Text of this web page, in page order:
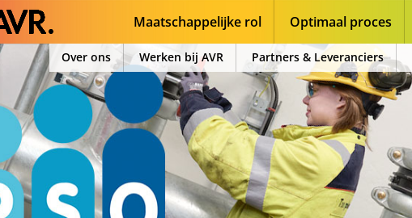
Over ons Werken bij AVR Partners & Leveranciers
Maatschappelijke rol Optimaal proces